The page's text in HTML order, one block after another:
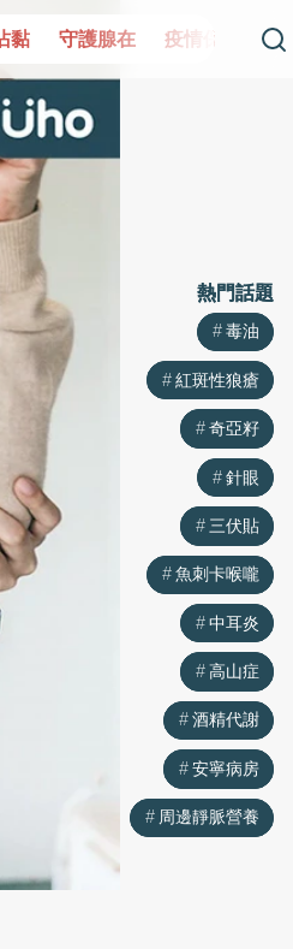
疫情保衛戰 再生醫學 愛的
熱門話題
毒油
紅斑性狼瘡
奇亞籽
針眼
三伏貼
魚刺卡喉嚨
中耳炎
高山症
酒精代謝
安寧病房
周邊靜脈營養
熱門話題
毒油
紅斑性狼瘡
奇亞籽
針眼
三伏貼
魚刺卡喉嚨
中耳炎
高山症
酒精代謝
安寧病房
周邊靜脈營養